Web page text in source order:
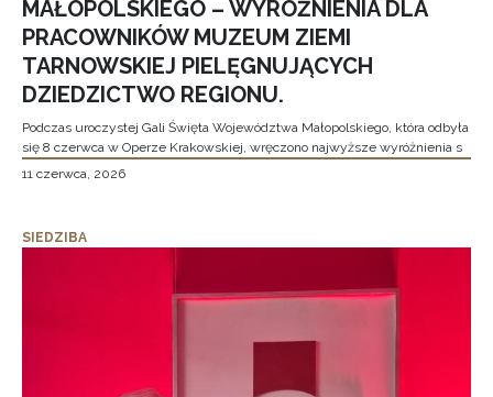
MAŁOPOLSKIEGO – WYRÓŻNIENIA DLA
PRACOWNIKÓW MUZEUM ZIEMI
TARNOWSKIEJ PIELĘGNUJĄCYCH
DZIEDZICTWO REGIONU.
Podczas uroczystej Gali Święta Województwa Małopolskiego, która odbyła
się 8 czerwca w Operze Krakowskiej, wręczono najwyższe wyróżnienia s
11 czerwca, 2026
SIEDZIBA